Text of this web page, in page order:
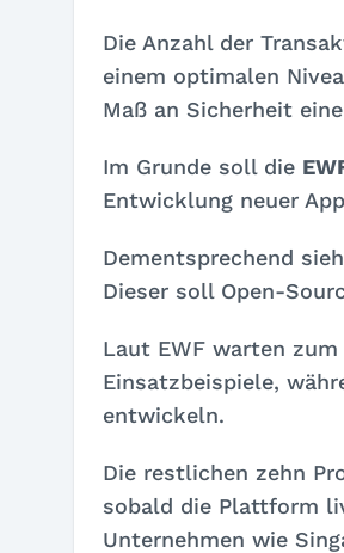
Die Anzahl der
einem optimalen
Maß an Sicherheit
Im Grunde soll die
Entwicklung neuer
Dementsprechend
Dieser soll Open-
Laut EWF warten
Einsatzbeispiele,
entwickeln.
Die restlichen zehn
sobald die Plattform
Unternehmen wie